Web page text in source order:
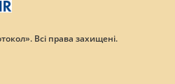
Всі права захищені.